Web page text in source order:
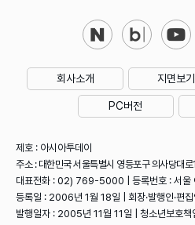
회사소개 지면보기
PC버전
제호 : 아시아투데이
주소 : 대한민국 서울특별시 영등포구 의사당대
대표전화 : 02) 769-5000 | 등록번호 : 서울
등록일 : 2006년 1월 18일 | 회장·발행인·편
발행일자 : 2005년 11월 11일 | 청소년보호책